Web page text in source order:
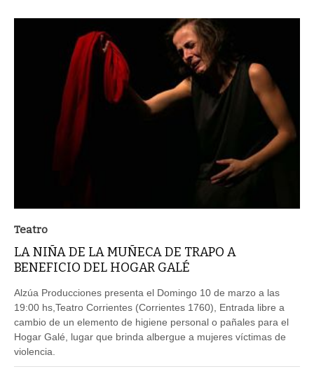
Teatro
LA NIÑA DE LA MUÑECA DE TRAPO A
BENEFICIO DEL HOGAR GALÉ
Alzúa Producciones presenta el Domingo 10 de marzo a las
19:00 hs,Teatro Corrientes (Corrientes 1760), Entrada libre a
cambio de un elemento de higiene personal o pañales para el
Hogar Galé, lugar que brinda albergue a mujeres víctimas de
violencia.